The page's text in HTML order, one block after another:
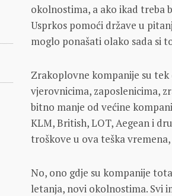
okolnostima, a ako ikad treba
Usprkos pomoći države u
moglo ponašati olako sada si
Zrakoplovne kompanije su tek
vjerovnicima, zaposlenicima,
bitno manje od većine
KLM, British, LOT, Aegean i
troškove u ova teška
No, ono gdje su kompanije
letanja, novi okolnostima. Svi